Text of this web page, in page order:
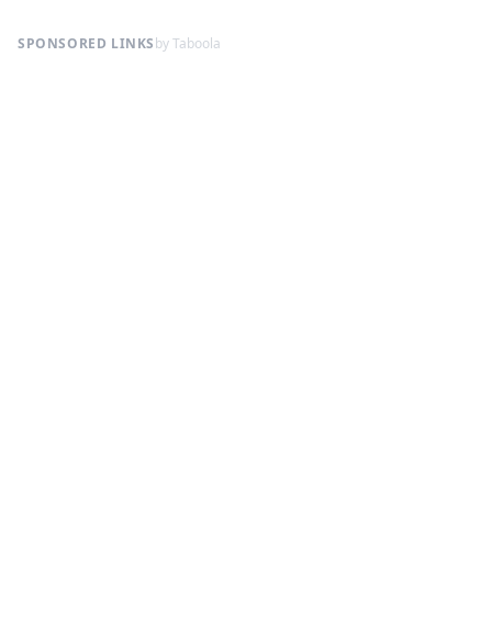
SPONSORED LINKSby Taboola